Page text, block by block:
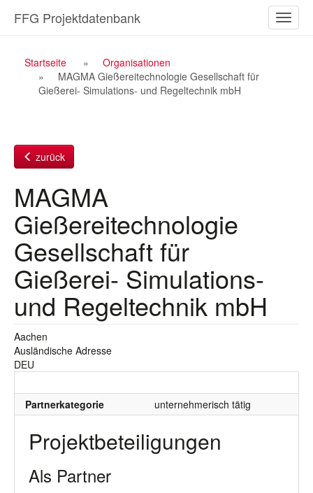
Inhalt
ein-/
FFG Projektdatenbank
Breadcrumb
Navigation
Startseite
Organisationen
MAGMA Gießereitechnologie Gesellschaft für
Gießerei- Simulations- und Regeltechnik mbH
zurück
MAGMA
Gießereitechnologie
Gesellschaft für
Gießerei- Simulations-
und Regeltechnik mbH
Aachen
Ausländische Adresse
DEU
Partnerkategorie unternehmerisch tätig
Projektbeteiligungen
Als Partner